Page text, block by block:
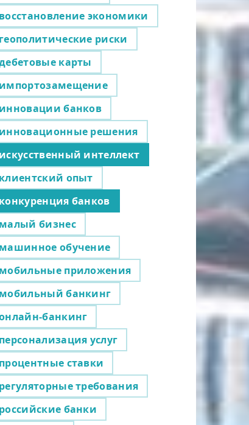
восстановление экономики
геополитические риски
карты
импортозамещение
инновации банков
инновационные решения
искусственный интеллект
клиентский опыт
конкуренция банков
малый бизнес
машинное обучение
мобильные приложения
мобильный банкинг
банкинг
персонализация услуг
процентные ставки
регуляторные требования
российские банки